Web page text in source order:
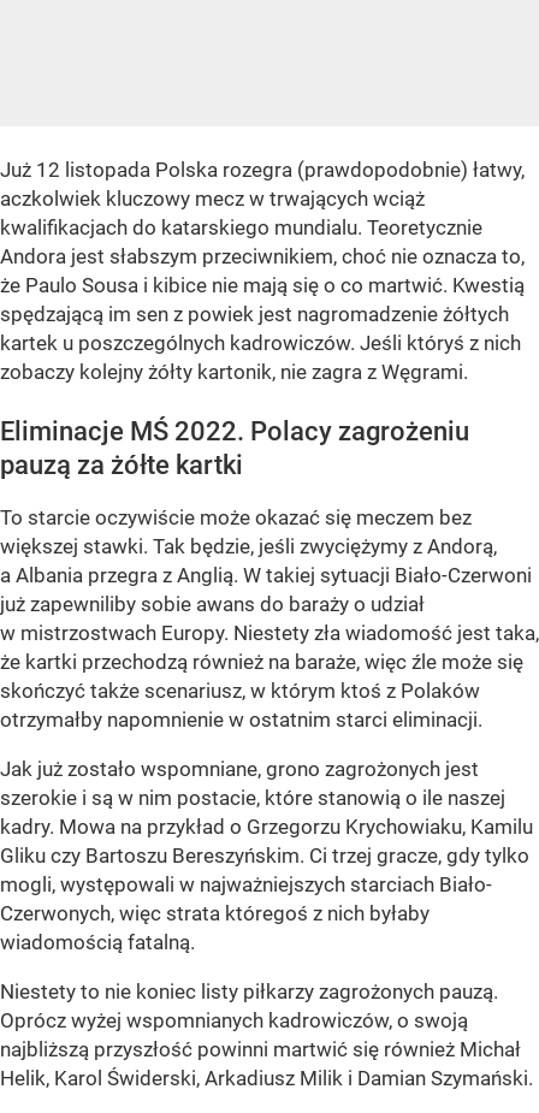
Już 12 listopada Polska rozegra (prawdopodobnie) łatwy,
aczkolwiek kluczowy mecz w trwających wciąż
kwalifikacjach do katarskiego mundialu. Teoretycznie
Andora jest słabszym przeciwnikiem, choć nie oznacza to,
że Paulo Sousa i kibice nie mają się o co martwić. Kwestią
spędzającą im sen z powiek jest nagromadzenie żółtych
kartek u poszczególnych kadrowiczów. Jeśli któryś z nich
zobaczy kolejny żółty kartonik, nie zagra z Węgrami.
Eliminacje MŚ 2022. Polacy zagrożeniu
pauzą za żółte kartki
To starcie oczywiście może okazać się meczem bez
większej stawki. Tak będzie, jeśli zwyciężymy z Andorą,
a Albania przegra z Anglią. W takiej sytuacji Biało-Czerwoni
już zapewniliby sobie awans do baraży o udział
w mistrzostwach Europy. Niestety zła wiadomość jest taka,
że kartki przechodzą również na baraże, więc źle może się
skończyć także scenariusz, w którym ktoś z Polaków
otrzymałby napomnienie w ostatnim starci eliminacji.
Jak już zostało wspomniane, grono zagrożonych jest
szerokie i są w nim postacie, które stanowią o ile naszej
kadry. Mowa na przykład o Grzegorzu Krychowiaku, Kamilu
Gliku czy Bartoszu Bereszyńskim. Ci trzej gracze, gdy tylko
mogli, występowali w najważniejszych starciach Biało-
Czerwonych, więc strata któregoś z nich byłaby
wiadomością fatalną.
Niestety to nie koniec listy piłkarzy zagrożonych pauzą.
Oprócz wyżej wspomnianych kadrowiczów, o swoją
najbliższą przyszłość powinni martwić się również Michał
Helik, Karol Świderski, Arkadiusz Milik i Damian Szymański.